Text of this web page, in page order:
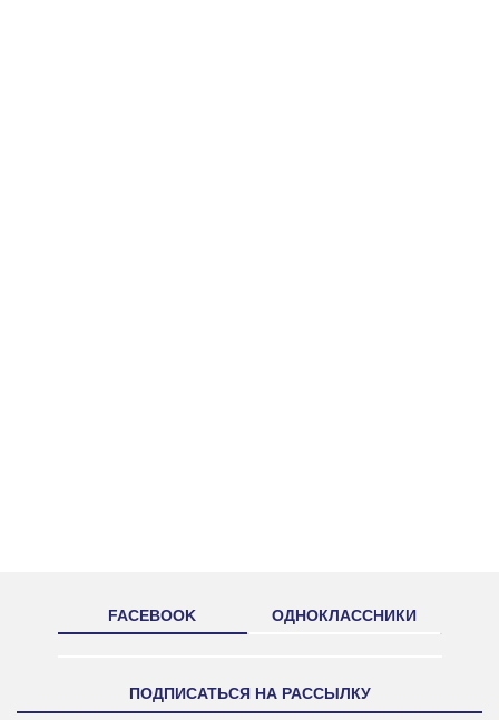
FACEBOOK ОДНОКЛАССНИКИ
ПОДПИСАТЬСЯ НА РАССЫЛКУ